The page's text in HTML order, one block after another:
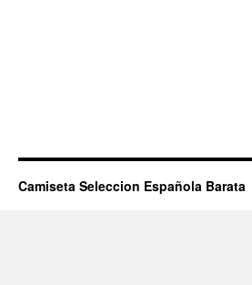
Camiseta Seleccion Española Barata